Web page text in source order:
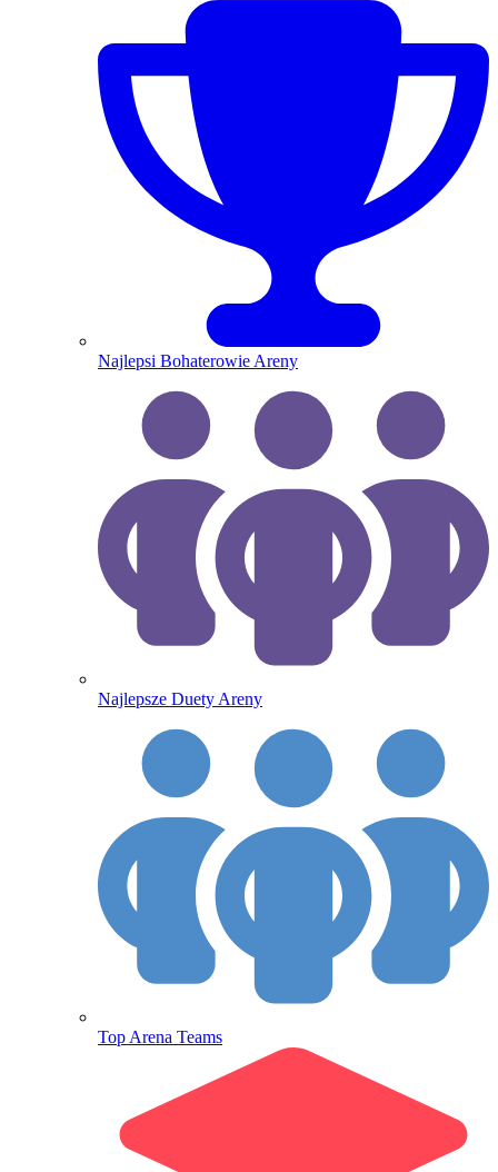
Najlepsi Bohaterowie Areny
Najlepsze Duety Areny
Top Arena Teams